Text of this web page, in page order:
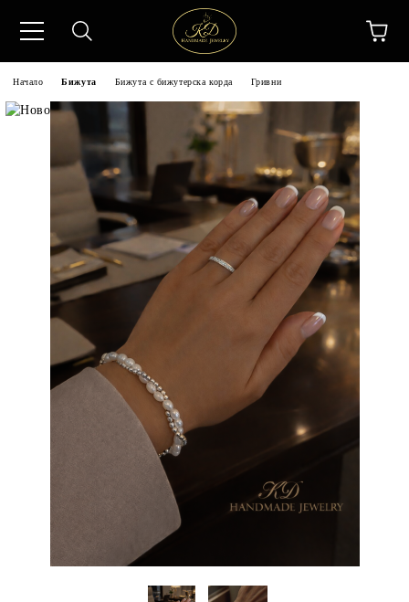
Начало Бижута Бижута с бижутерска корда Гривни